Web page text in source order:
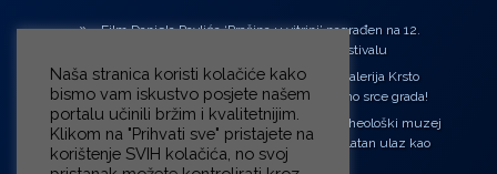
Film Daniela Pavlića ‘Prašina u vitrini’ nagrađen na 12.
Green Montenegro International Film Festivalu
U središtu Petrinje otvorena obnovljena Galerija Krsto
Hegedušić: Kultura vraćena kući, u samo srce grada!
Od petka do nedjelje (31.7. – 2.8.2026.) Arheološki muzej
u Zagrebu otvara vrata građanima: Besplatan ulaz kao
zaklon od toplinskog vala
Naša stranica koristi kolačiće kako
bismo vam iskustvo posjete našem
portalu učinili bržim i kvalitetnijim.
Klikom na "Prihvati sve" pristajete na
korištenje SVIH kolačića, no svoj